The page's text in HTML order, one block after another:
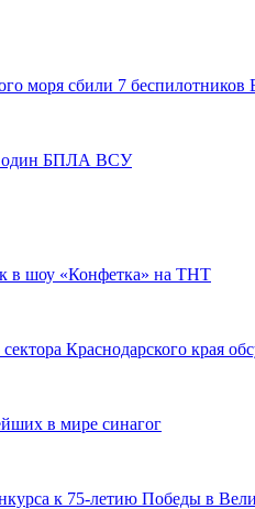
моря сбили 7
один БПЛА ВСУ
в шоу «Конфетка» на ТНТ
Краснодарского края
в мире синагог
к 75-летию Победы в